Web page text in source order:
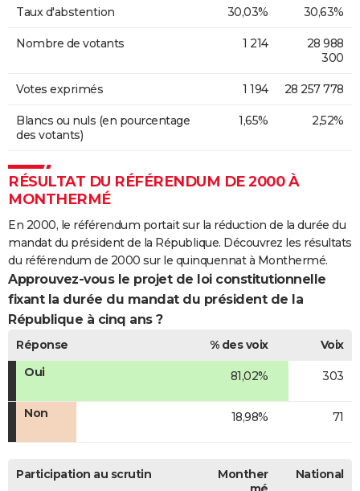
Taux d'abstention 30,03% 30,63%
Nombre de votants 1 214
28 988
300
Votes exprimés 1 194 28 257 778
Blancs ou nuls (en pourcentage
des votants)
1,65% 2,52%
RÉSULTAT DU RÉFÉRENDUM DE 2000 À
MONTHERMÉ
En 2000, le référendum portait sur la réduction de la durée du
mandat du président de la République. Découvrez les résultats
du référendum de 2000 sur le quinquennat à Monthermé.
Approuvez-vous le projet de loi constitutionnelle
fixant la durée du mandat du président de la
République à cinq ans ?
Réponse % des voix
Voix
Oui
81,02% 303
Non 18,98% 71
Participation au scrutin
Monther
National